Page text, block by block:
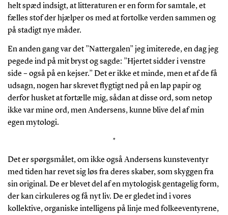
helt spæd indsigt, at litteraturen er en form for samtale, et
fælles stof der hjælper os med at fortolke verden sammen og
på stadigt nye måder.
En anden gang var det ”Nattergalen” jeg imiterede, en dag jeg
pegede ind på mit bryst og sagde: ”Hjertet sidder i venstre
side – også på en kejser.” Det er ikke et minde, men et af de få
udsagn, nogen har skrevet flygtigt ned på en lap papir og
derfor husket at fortælle mig, sådan at disse ord, som netop
ikke var mine ord, men Andersens, kunne blive del af min
egen mytologi.
*
Det er spørgsmålet, om ikke også Andersens kunsteventyr
med tiden har revet sig løs fra deres skaber, som skyggen fra
sin original. De er blevet del af en mytologisk gentagelig form,
der kan cirkuleres og få nyt liv. De er gledet ind i vores
kollektive, organiske intelligens på linje med folkeeventyrene,